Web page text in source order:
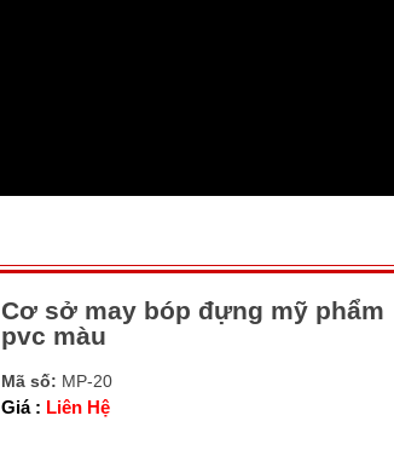
Cơ sở may bóp đựng mỹ phẩm
pvc màu
Mã số: MP-20
Giá : Liên Hệ